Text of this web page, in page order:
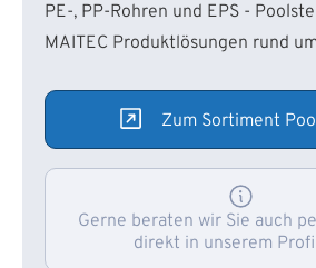
PE-, PP-Rohren und EPS -
MAITEC Produktlösungen rund
Zum Sortiment
Gerne beraten wir Sie auch
direkt in unserem